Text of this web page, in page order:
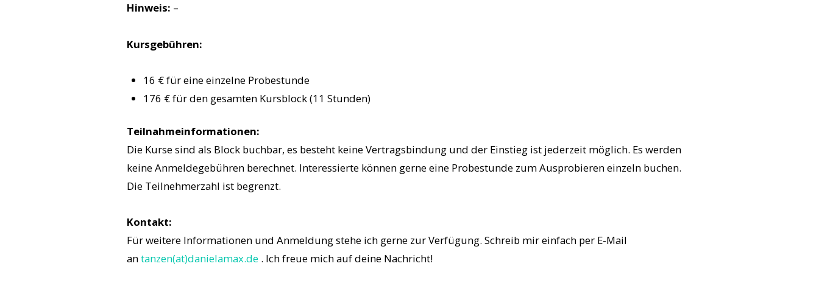
Hinweis: –
Kursgebühren:
16 € für eine einzelne Probestunde
176 € für den gesamten Kursblock (11 Stunden)
Teilnahmeinformationen:
Die Kurse sind als Block buchbar, es besteht keine Vertragsbindung und der Einstieg ist jederzeit möglich. Es werden
keine Anmeldegebühren berechnet. Interessierte können gerne eine Probestunde zum Ausprobieren einzeln buchen.
Die Teilnehmerzahl ist begrenzt.
Kontakt:
Für weitere Informationen und Anmeldung stehe ich gerne zur Verfügung. Schreib mir einfach per E-Mail
antanzen(at)danielamax.de . Ich freue mich auf deine Nachricht!